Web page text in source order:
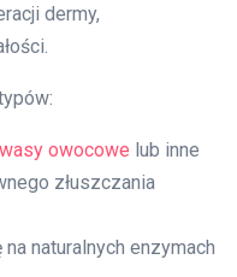
dermy,
owocowe lub inne
złuszczania
naturalnych enzymach